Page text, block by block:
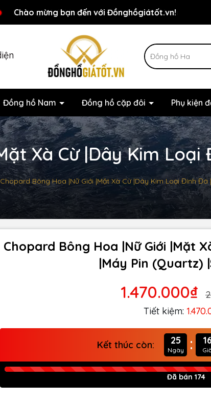
Chào mừng bạn đến với Đồnghồgiátốt.vn!
Chương trình khuyến mãi đang chờ đợi bạn
Đồng hồ Nam Đồng hồ cặp đôi Phụ kiện
Xà Cừ |Dây Kim Loại
Chopard Bông Hoa |Nữ Giới |Mặt Xà Cừ |Dây Kim Loại Đính
Chopard Bông Hoa |Nữ Giới |Mặt
|Máy Pin (Quartz)
1.470.000₫
Tiết kiệm:
Kết thúc còn: 25
Ngày :
Đã bán 174